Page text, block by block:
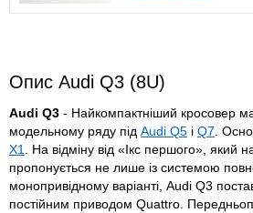
Опис Audi Q3 (8U)
Audi Q3 - Найкомпактніший кросовер
модельному ряду під Audi Q5 і Q7 .
X1
. На відміну від «Ікс першого», який
пропонується не лише із системою
монопривідному варіанті, Audi Q3
постійним приводом Quattro.